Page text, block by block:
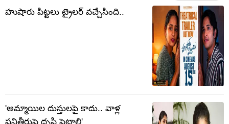
హుషారు పిట్టలు ట్రైలర్ వచ్చేసింది..
'అమ్మాయిల దుస్తులపై కాదు.. వాళ్ల
పనితీరుపై దృష్టి పెట్టాలి'